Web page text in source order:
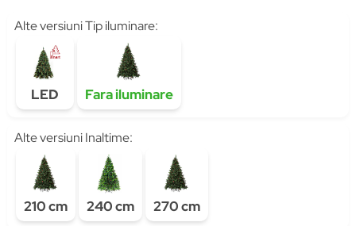
Alte versiuni Tip iluminare:
LED Fara iluminare
Alte versiuni Inaltime:
210 cm 240 cm 270 cm